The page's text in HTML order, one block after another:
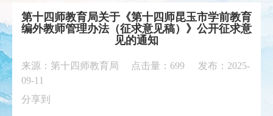
第十四师教育局关于《第十四师昆玉市学前教育
编外教师管理办法（征求意见稿）》公开征求意
见的通知
来源：第十四师教育局 点击量： 699
发布：2025-
09-11
分享到